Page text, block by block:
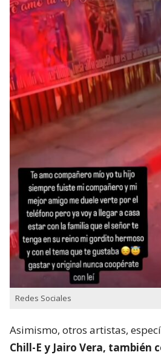
Redes Sociales
Asimismo, otros artistas,
Chill-E y Jairo Vera, también